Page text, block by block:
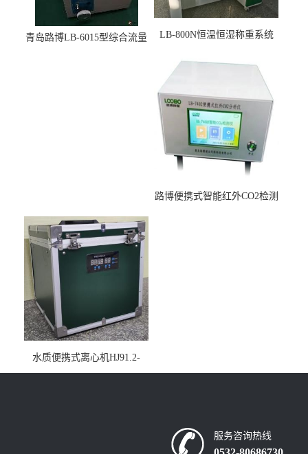
青岛路博LB-6015型综合流量
LB-800N恒温恒湿称重系统
路博便携式智能红外CO2检测
水质便携式离心机HJ91.2-
2022地表水总磷监测内置有
服务咨询热线